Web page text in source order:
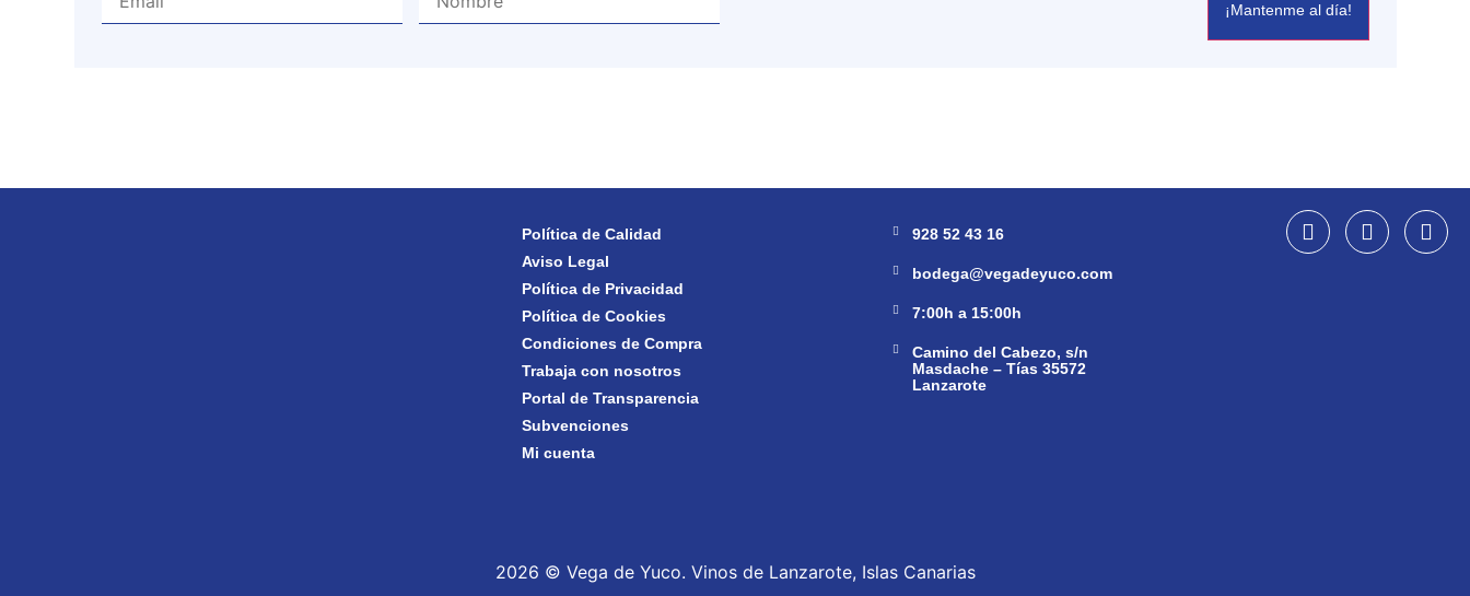
Política de Calidad
Aviso Legal
Política de Privacidad
Política de Cookies
Condiciones de Compra
Trabaja con nosotros
Portal de Transparencia
Subvenciones
Mi cuenta
928 52 43 16
bodega@vegadeyuco.com
7:00h a 15:00h
Camino del Cabezo, s/n
Masdache – Tías 35572
Lanzarote
2026 © Vega de Yuco. Vinos de Lanzarote, Islas Canarias